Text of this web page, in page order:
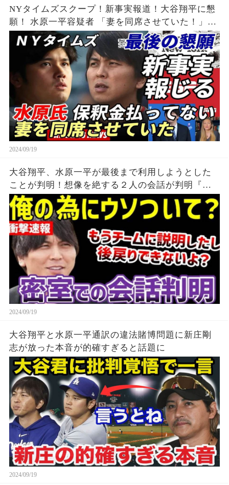
NYタイムズスクープ！新事実報道！大谷翔平に懇
願！ 水原一平容疑者 「妻を同席させていた！」平
身低頭 最後の悪あがき「このストーリー
で・・・」、え？保釈金は払わなかったの？？？
2024/09/19
大谷翔平、水原一平が最後まで利用しようとした
ことが判明！想像を絶する２人の会話が判明『こ
のままじゃ俺の人生が終わる』
2024/09/19
大谷翔平と水原一平通訳の違法賭博問題に新庄剛
志が放った本音が的確すぎると話題に
2024/09/19